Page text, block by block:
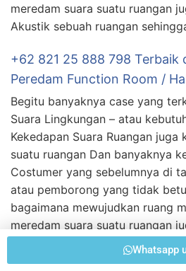
meredam suara suatu ruangan
Akustik sebuah ruangan
+62 821 25 888 798 Terbaik
Peredam Function Room /
Begitu banyaknya case yang
Suara Lingkungan – atau
Kekedapan Suara Ruangan juga
suatu ruangan Dan banyaknya
Costumer yang sebelumnya di
atau pemborong yang tidak
bagaimana mewujudkan ruang
meredam suara suatu ruangan
Whatsapp